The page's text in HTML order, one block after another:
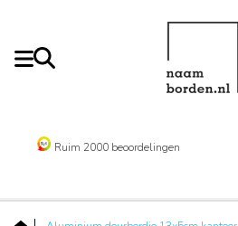
Ruim 2000 beoordelingen